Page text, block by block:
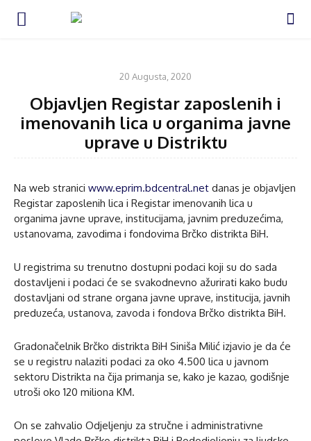
20 Augusta, 2020
Objavljen Registar zaposlenih i
imenovanih lica u organima javne
uprave u Distriktu
Na web stranici www.eprim.bdcentral.net danas je objavljen
Registar zaposlenih lica i Registar imenovanih lica u
organima javne uprave, institucijama, javnim preduzećima,
ustanovama, zavodima i fondovima Brčko distrikta BiH.
U registrima su trenutno dostupni podaci koji su do sada
dostavljeni i podaci će se svakodnevno ažurirati kako budu
dostavljani od strane organa javne uprave, institucija, javnih
preduzeća, ustanova, zavoda i fondova Brčko distrikta BiH.
Gradonačelnik Brčko distrikta BiH Siniša Milić izjavio je da će
se u registru nalaziti podaci za oko 4.500 lica u javnom
sektoru Distrikta na čija primanja se, kako je kazao, godišnje
utroši oko 120 miliona KM.
On se zahvalio Odjeljenju za stručne i administrativne